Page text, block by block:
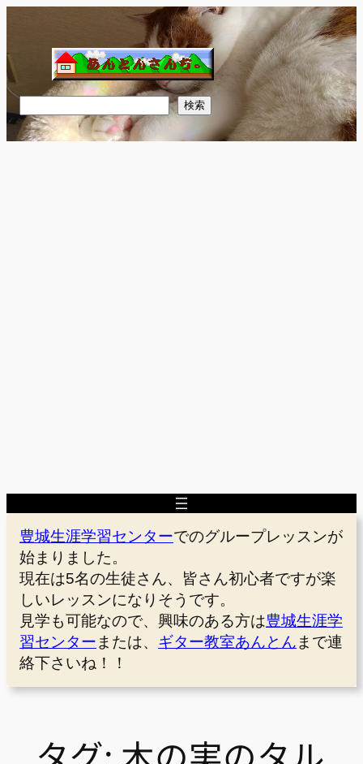
を
ス
キ
ッ
プ
索
検索
豊城生涯学習センターでのグループレッスンが
始まりました。
現在は5名の生徒さん、皆さん初心者ですが楽
しいレッスンになりそうです。
見学も可能なので、興味のある方は豊城生涯学
習センター または、 ギター教室あんとん まで連
絡下さいね！！